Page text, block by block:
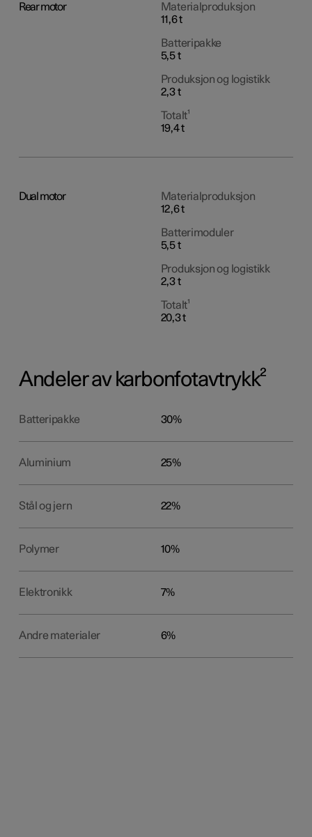
Rear motor
Materialproduksjon
11,6 t
Batteripakke
5,5 t
Produksjon og logistikk
2,3 t
Totalt¹
19,4 t
Dual motor
Materialproduksjon
12,6 t
Batterimoduler
5,5 t
Produksjon og logistikk
2,3 t
Totalt¹
20,3 t
Andeler av karbonfotavtrykk²
Batteripakke 30%
Aluminium 25%
Stål og jern 22%
Polymer 10%
Elektronikk 7%
Andre materialer 6%